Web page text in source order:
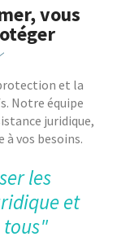
vous
et la
Notre équipe
juridique,
vos besoins.
les
et
tous"